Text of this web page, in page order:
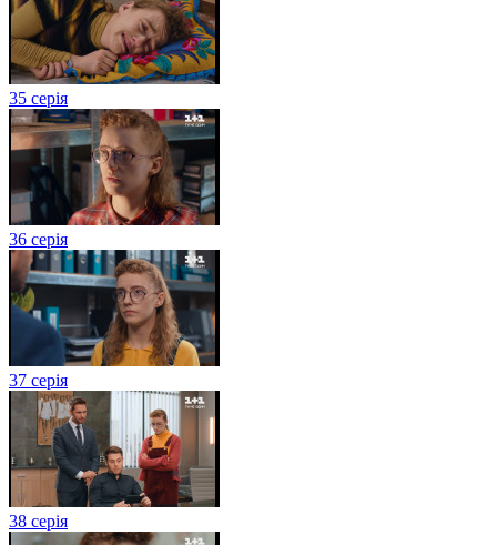
35 серія
36 серія
37 серія
38 серія